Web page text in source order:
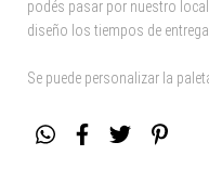
podés pasar por nuestro
diseño los tiempos de
Se puede personalizar la